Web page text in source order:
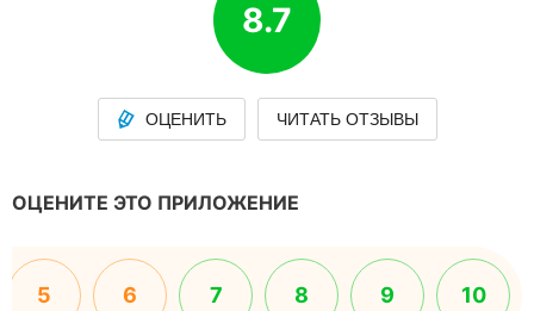
8.7
ОЦЕНИТЬ ЧИТАТЬ ОТЗЫВЫ
ОЦЕНИТЕ ЭТО ПРИЛОЖЕНИЕ
5 6 7 8 9 10